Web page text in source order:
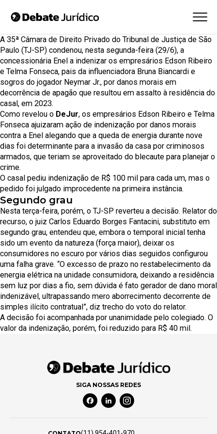
A 35ª Câmara de Direito Privado do Tribunal de Justiça de São
Paulo (TJ-SP) condenou, nesta segunda-feira (29/6), a
concessionária Enel a indenizar os empresários Edson Ribeiro
e Telma Fonseca, pais da influenciadora Bruna Biancardi e
sogros do jogador Neymar Jr., por danos morais em
decorrência de apagão que resultou em assalto à residência do
casal, em 2023.
Como revelou o DeJur, os empresários Edson Ribeiro e Telma
Fonseca ajuizaram ação de indenização por danos morais
contra a Enel alegando que a queda de energia durante nove
dias foi determinante para a invasão da casa por criminosos
armados, que teriam se aproveitado do blecaute para planejar o
crime.
O casal pediu indenização de R$ 100 mil para cada um, mas o
pedido foi julgado improcedente na primeira instância.
Segundo grau
Nesta terça-feira, porém, o TJ-SP reverteu a decisão. Relator do
recurso, o juiz Carlos Eduardo Borges Fantacini, substituto em
segundo grau, entendeu que, embora o temporal inicial tenha
sido um evento da natureza (força maior), deixar os
consumidores no escuro por vários dias seguidos configurou
uma falha grave. “O excesso de prazo no restabelecimento da
energia elétrica na unidade consumidora, deixando a residência
sem luz por dias a fio, sem dúvida é fato gerador de dano moral
indenizável, ultrapassando mero aborrecimento decorrente de
simples ilícito contratual”, diz trecho do voto do relator.
A decisão foi acompanhada por unanimidade pelo colegiado. O
valor da indenização, porém, foi reduzido para R$ 40 mil.
SIGA NOSSAS REDES
Facebook Social Media
Linkedin Social Media
Instagram Social Media